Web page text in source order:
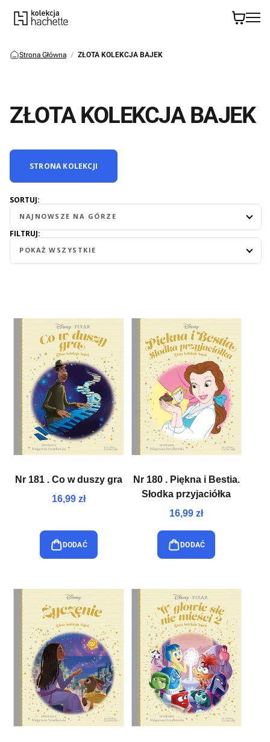
Strona Główna ZŁOTA KOLEKCJA BAJEK
ZŁOTA KOLEKCJA BAJEK
STRONA KOLEKCJI
SORTUJ:
NAJNOWSZE NA GÓRZE
FILTRUJ:
POKAŻ WSZYSTKIE
Nr 181 . Co w duszy gra
16,99 zł
DODAĆ
Nr 180 . Piękna i Bestia.
Słodka przyjaciółka
16,99 zł
DODAĆ